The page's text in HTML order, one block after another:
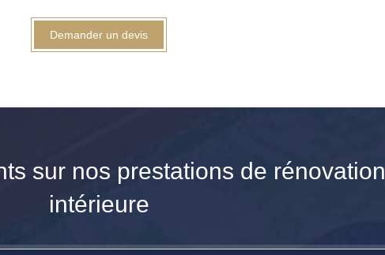
Demander un devis
sur nos prestations de rénovation
intérieure